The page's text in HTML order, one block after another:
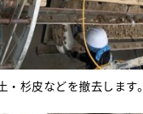
・杉皮などを撤去します。